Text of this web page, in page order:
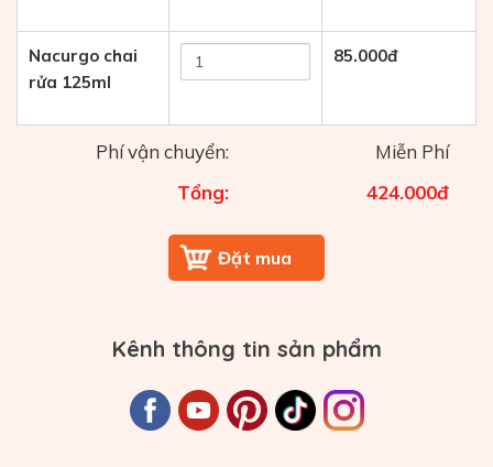
Nacurgo chai
rửa 125ml
85.000đ
Phí vận chuyển:
Miễn Phí
Tổng:
424.000đ
Kênh thông tin sản phẩm